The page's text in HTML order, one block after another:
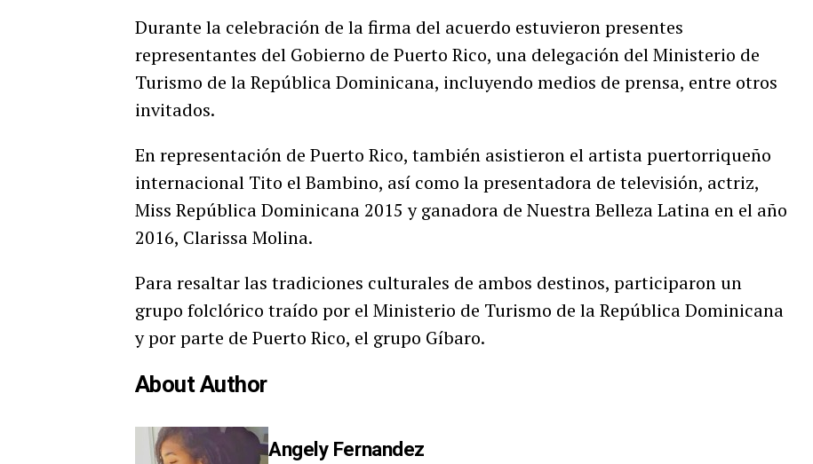
Durante la celebración de la firma del acuerdo estuvieron presentes
representantes del Gobierno de Puerto Rico, una delegación del Ministerio de
Turismo de la República Dominicana, incluyendo medios de prensa, entre otros
invitados.
En representación de Puerto Rico, también asistieron el artista puertorriqueño
internacional Tito el Bambino, así como la presentadora de televisión, actriz,
Miss República Dominicana 2015 y ganadora de Nuestra Belleza Latina en el año
2016, Clarissa Molina.
Para resaltar las tradiciones culturales de ambos destinos, participaron un
grupo folclórico traído por el Ministerio de Turismo de la República Dominicana
y por parte de Puerto Rico, el grupo Gíbaro.
About Author
Angely Fernandez